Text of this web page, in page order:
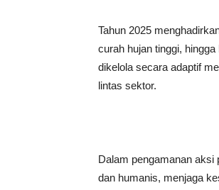
Tahun 2025
curah hujan tinggi,
dikelola secara adaptif
lintas sektor.
Dalam pengamanan aksi
dan humanis, menjaga